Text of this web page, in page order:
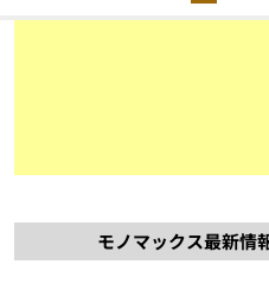
モノマックス最新情